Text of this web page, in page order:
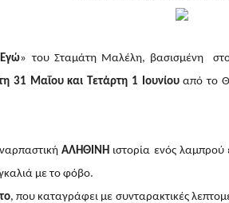
» του Σταμάτη Μαλέλη, βασισμένη στο
31 Μαΐου και Τετάρτη 1 Ιουνίουαπό το
ΑΛΗΘΙΝΗ ιστορία ενός
με το φόβο.
, που καταγράφει με συνταρακτικές